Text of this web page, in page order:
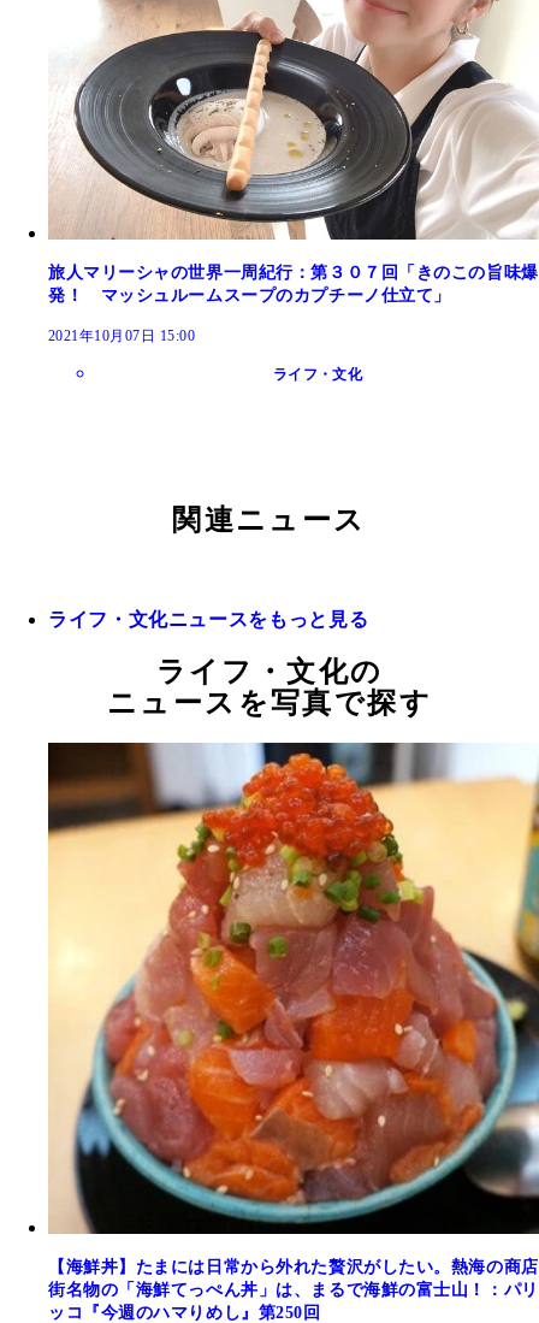
旅人マリーシャの世界一周紀行：第３０７回「きのこの旨味爆
発！ マッシュルームスープのカプチーノ仕立て」
2021年10月07日 15:00
ライフ・文化
関連ニュース
ライフ・文化ニュースをもっと見る
ライフ・文化の
ニュースを写真で探す
【海鮮丼】たまには日常から外れた贅沢がしたい。熱海の商店
街名物の「海鮮てっぺん丼」は、まるで海鮮の富士山！：パリ
ッコ『今週のハマりめし』第250回